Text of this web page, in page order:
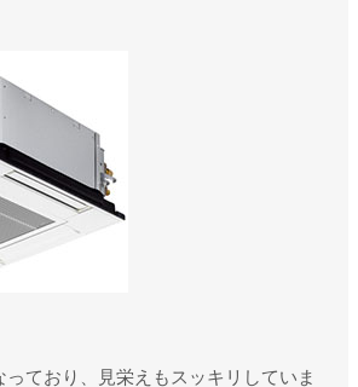
ており、見栄えもスッキリしていま